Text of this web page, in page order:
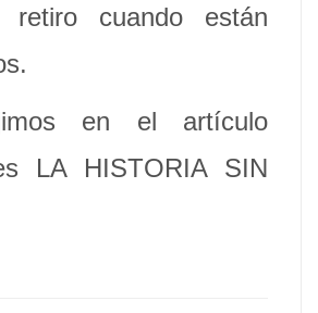
retiro cuando están
en el artículo
LA HISTORIA SIN